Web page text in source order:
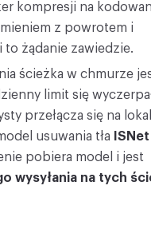
kompresji na
z powrotem i
żądanie zawiedzie.
ścieżka w chmurze
limit się
przełącza się na
usuwania tła
ISNet
pobiera model i jest
wysyłania na tych